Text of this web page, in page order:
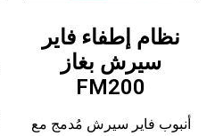
نظام إطفاء فاير
سيرش بغاز
FM200
أنبوب فاير سيرش مُدمج مع